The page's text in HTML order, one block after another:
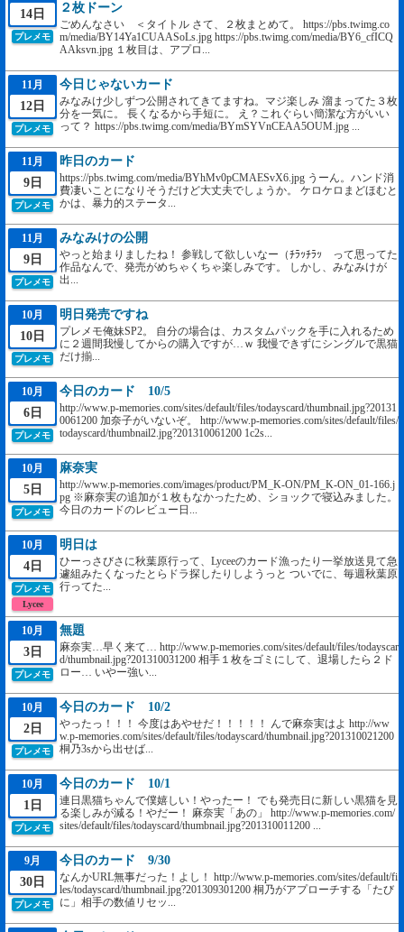
14日
プレメモ
２枚ドーン
ごめんなさい ＜タイトル さて、２枚まとめて。 https://pbs.twimg.co
m/media/BY14Ya1CUAASoLs.jpg https://pbs.twimg.com/media/BY6_cfICQ
AAksvn.jpg １枚目は、アプロ...
11月
12日
プレメモ
今日じゃないカード
みなみけ少しずつ公開されてきてますね。マジ楽しみ 溜まってた３枚
分を一気に。 長くなるから手短に。 え？これぐらい簡潔な方がいい
って？ https://pbs.twimg.com/media/BYmSYVnCEAA5OUM.jpg ...
11月
9日
プレメモ
昨日のカード
https://pbs.twimg.com/media/BYhMv0pCMAESvX6.jpg うーん。ハンド消
費凄いことになりそうだけど大丈夫でしょうか。 ケロケロまどほむと
かは、暴力的ステータ...
11月
9日
プレメモ
みなみけの公開
やっと始まりましたね！ 参戦して欲しいなー（ﾁﾗｯﾁﾗｯ って思ってた
作品なんで、発売がめちゃくちゃ楽しみです。 しかし、みなみけが
出...
10月
10日
プレメモ
明日発売ですね
プレメモ俺妹SP2。 自分の場合は、カスタムパックを手に入れるため
に２週間我慢してからの購入ですが…ｗ 我慢できずにシングルで黒猫
だけ揃...
10月
6日
プレメモ
今日のカード 10/5
http://www.p-memories.com/sites/default/files/todayscard/thumbnail.jpg?20131
0061200 加奈子がいないぞ。 http://www.p-memories.com/sites/default/files/
todayscard/thumbnail2.jpg?201310061200 1c2s...
10月
5日
プレメモ
麻奈実
http://www.p-memories.com/images/product/PM_K-ON/PM_K-ON_01-166.j
pg ※麻奈実の追加が１枚もなかったため、ショックで寝込みました。
今日のカードのレビュー日...
10月
4日
プレメモ
Lycee
明日は
ひーっさびさに秋葉原行って、Lyceeのカード漁ったり一挙放送見て急
遽組みたくなったとらドラ探したりしようっと ついでに、毎週秋葉原
行ってた...
10月
3日
プレメモ
無題
麻奈実…早く来て… http://www.p-memories.com/sites/default/files/todayscar
d/thumbnail.jpg?201310031200 相手１枚をゴミにして、退場したら２ド
ロー… いやー強い...
10月
2日
プレメモ
今日のカード 10/2
やったっ！！！ 今度はあやせだ！！！！！ んで麻奈実はよ http://ww
w.p-memories.com/sites/default/files/todayscard/thumbnail.jpg?201310021200
桐乃3sから出せば...
10月
1日
プレメモ
今日のカード 10/1
連日黒猫ちゃんで僕嬉しい！やったー！ でも発売日に新しい黒猫を見
る楽しみが減る！やだー！ 麻奈実「あの」 http://www.p-memories.com/
sites/default/files/todayscard/thumbnail.jpg?201310011200 ...
9月
30日
プレメモ
今日のカード 9/30
なんかURL無事だった！よし！ http://www.p-memories.com/sites/default/fi
les/todayscard/thumbnail.jpg?201309301200 桐乃がアプローチする「たび
に」相手の数値リセッ...